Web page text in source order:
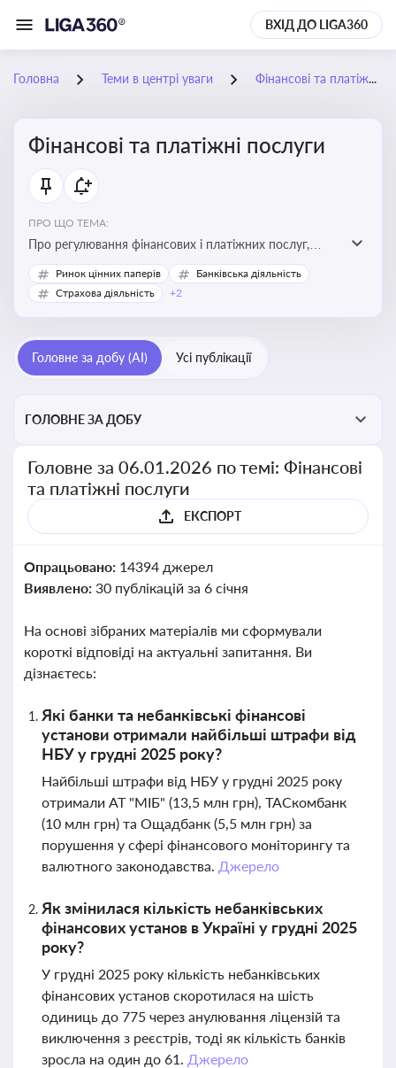
ВХІД ДО LIGA360
Головна Теми в центрі уваги Фінансові та платіжні послуги
Фінансові та платіжні послуги
ПРО ЩО ТЕМА:
Про регулювання фінансових і платіжних послуг,
управління коштами, приймання платежів та
дотримання ліцензійних вимог
Ринок цінних паперів
Банківська діяльність
Страхова діяльність
+2
Головне за добу (AI) Усі публікації
ГОЛОВНЕ ЗА ДОБУ
Головне за 06.01.2026 по темі: Фінансові
та платіжні послуги
ЕКСПОРТ
Опрацьовано: 14394 джерел
Виявлено: 30 публікацій за 6 січня
На основі зібраних матеріалів ми сформували
короткі відповіді на актуальні запитання. Ви
дізнаєтесь:
Які банки та небанківські фінансові
установи отримали найбільші штрафи від
НБУ у грудні 2025 року?
Найбільші штрафи від НБУ у грудні 2025 року
отримали АТ "МІБ" (13,5 млн грн), ТАСкомбанк
(10 млн грн) та Ощадбанк (5,5 млн грн) за
порушення у сфері фінансового моніторингу та
валютного законодавства. Джерело
Як змінилася кількість небанківських
фінансових установ в Україні у грудні 2025
року?
У грудні 2025 року кількість небанківських
фінансових установ скоротилася на шість
одиниць до 775 через анулювання ліцензій та
виключення з реєстрів, тоді як кількість банків
зросла на один до 61. Джерело